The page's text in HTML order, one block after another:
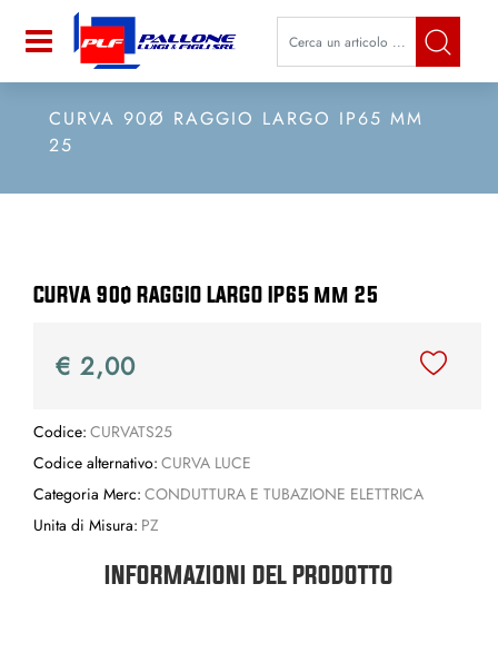
Open La modifica di un filtro
CURVA 90Ø RAGGIO LARGO IP65 MM
25
CURVA 90ø RAGGIO LARGO IP65 mm 25
€ 2,00
Codice: CURVATS25
Codice alternativo: CURVA LUCE
Categoria Merc: CONDUTTURA E TUBAZIONE ELETTRICA
Unita di Misura: PZ
INFORMAZIONI DEL PRODOTTO